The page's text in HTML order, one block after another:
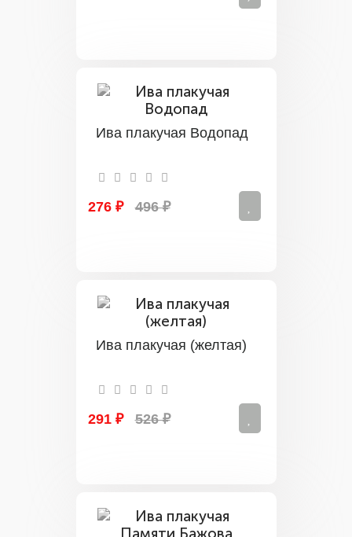
Ива плакучая Водопад
276 ₽ 496 ₽
Ива плакучая (желтая)
291 ₽ 526 ₽